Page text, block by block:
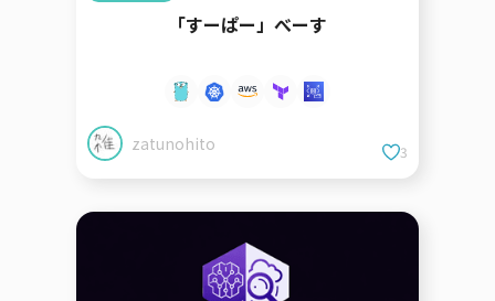
「すーぱー」べーす
zatunohito 3